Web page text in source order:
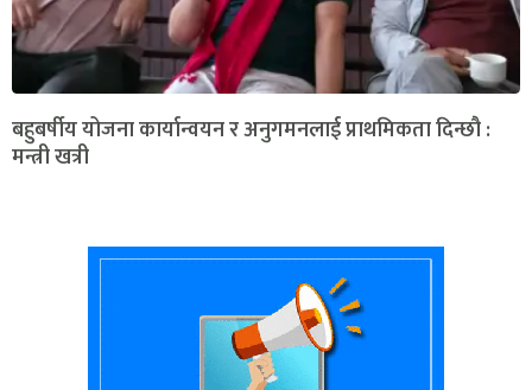
बहुबर्षीय योजना कार्यान्वयन र अनुगमनलाई प्राथमिकता दिन्छौ :
मन्त्री खत्री